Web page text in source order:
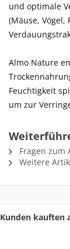
und optimale
(Mäuse,
Almo Nature
Feuchtigkeit
um zur
Fragen zum
Weitere
Kunden kauften